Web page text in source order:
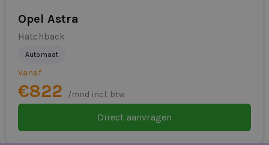
Opel Astra
Hatchback
Automaat
Vanaf
€822 /mnd incl. btw
Direct aanvragen